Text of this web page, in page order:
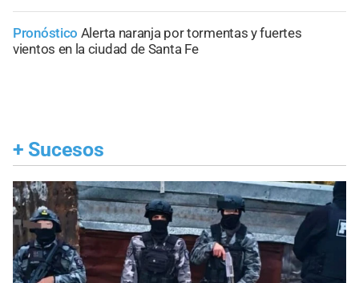
Pronóstico Alerta naranja por tormentas y fuertes
vientos en la ciudad de Santa Fe
+ Sucesos